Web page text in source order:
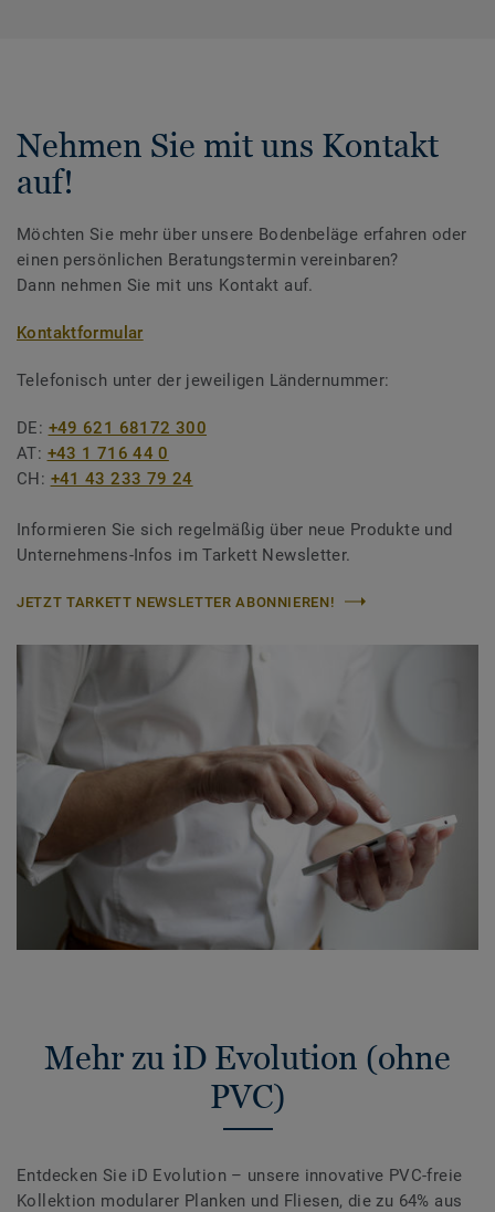
Nehmen Sie mit uns Kontakt
auf!
Möchten Sie mehr über unsere Bodenbeläge erfahren oder
einen persönlichen Beratungstermin vereinbaren?
Dann nehmen Sie mit uns Kontakt auf.
Kontaktformular
Telefonisch unter der jeweiligen Ländernummer:
DE: +49 621 68172 300
AT: +43 1 716 44 0
CH: +41 43 233 79 24
Informieren Sie sich regelmäßig über neue Produkte und
Unternehmens-Infos im Tarkett Newsletter.
JETZT TARKETT NEWSLETTER ABONNIEREN!
Mehr zu iD Evolution (ohne
PVC)
Entdecken Sie iD Evolution – unsere innovative PVC-freie
Kollektion modularer Planken und Fliesen, die zu 64% aus